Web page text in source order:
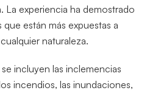
La experiencia ha demostrado
están más expuestas a
naturaleza.
incluyen las inclemencias
incendios, las inundaciones,